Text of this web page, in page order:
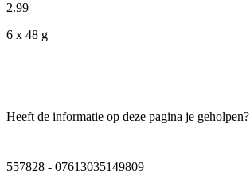
2.99
6 x 48 g
Heeft de informatie op deze pagina je geholpen?
557828 - 07613035149809